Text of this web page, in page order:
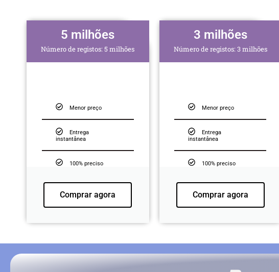
5 milhões
Número de registos: 5 milhões
Menor preço
Entrega
instantânea
100% preciso
Comprar agora
3 milhões
Número de registos: 3 milhões
Menor preço
Entrega
instantânea
100% preciso
Comprar agora